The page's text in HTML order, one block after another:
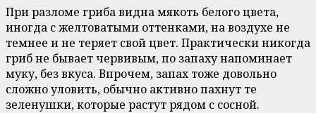
При разломе гриба видна мякоть белого цвета,
иногда с желтоватыми оттенками, на воздухе не
темнее и не теряет свой цвет. Практически никогда
гриб не бывает червивым, по запаху напоминает
муку, без вкуса. Впрочем, запах тоже довольно
сложно уловить, обычно активно пахнут те
зеленушки, которые растут рядом с сосной.